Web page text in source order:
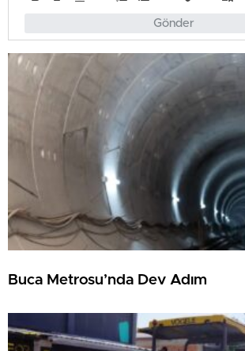
Gönder
Buca Metrosu’nda Dev Adım